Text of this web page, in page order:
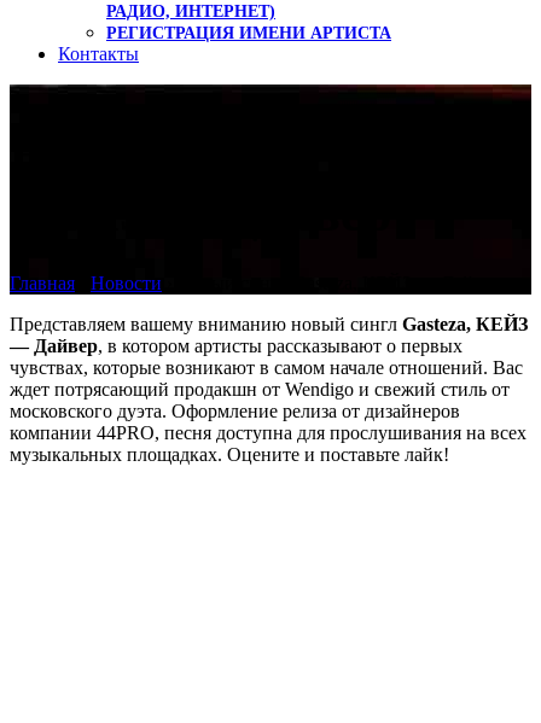
РАДИО, ИНТЕРНЕТ)
РЕГИСТРАЦИЯ ИМЕНИ АРТИСТА
Контакты
Главная Новости
Представляем вашему вниманию новый сингл Gasteza, КЕЙЗ
— Дайвер, в котором артисты рассказывают о первых
чувствах, которые возникают в самом начале отношений. Вас
ждет потрясающий продакшн от Wendigo и свежий стиль от
московского дуэта. Оформление релиза от дизайнеров
компании 44PRO, песня доступна для прослушивания на всех
музыкальных площадках. Оцените и поставьте лайк!